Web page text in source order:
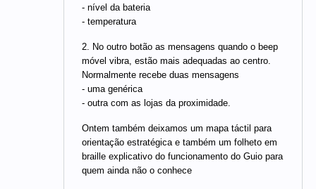
- nível da bateria
- temperatura
2. No outro botão as mensagens quando o beep
móvel vibra, estão mais adequadas ao centro.
Normalmente recebe duas mensagens
- uma genérica
- outra com as lojas da proximidade.
Ontem também deixamos um mapa táctil para
orientação estratégica e também um folheto em
braille explicativo do funcionamento do Guio para
quem ainda não o conhece